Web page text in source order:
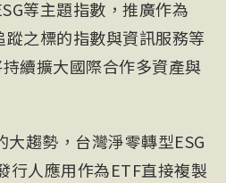
等主題指數，推廣作為
之標的指數與資訊服務等
續擴大國際合作多資產與
趨勢，台灣淨零轉型ESG
行人應用作為ETF直接複製